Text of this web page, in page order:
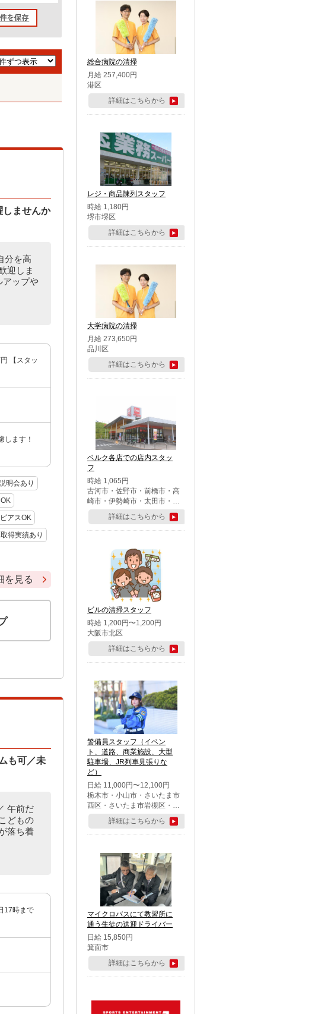
しませんか
分を高
迎しま
ップや
【スタッ
します！
明会あり
ピアスOK
得実績あり
を見る
も可／未
午前だ
どもの
落ち着
17時まで
総合病院の清掃
月給 257,400円
港区
詳細はこちらから
レジ・商品陳列スタッフ
時給 1,180円
堺市堺区
詳細はこちらから
大学病院の清掃
月給 273,650円
品川区
詳細はこちらから
ベルク各店での店内スタッ
フ
時給 1,065円
古河市・佐野市・前橋市・高
崎市・伊勢崎市・太田市・館
林市・藤岡市・大泉町・さい
たま市北区・川越市・熊谷
市・行田市・秩父市・所沢
市・鶴ケ島市・千葉市中央
区・市川市・松戸市・習志野
市・柏市・流山市・八千代
市・足立区・江戸川区・八王
子市・町田市
詳細はこちらから
ビルの清掃スタッフ
時給 1,200円〜1,200円
大阪市北区
詳細はこちらから
警備員スタッフ（イベン
ト、道路、商業施設、大型
駐車場、JR列車見張りな
ど）
日給 11,000円〜12,100円
栃木市・小山市・さいたま市
西区・さいたま市岩槻区・久
喜市・蓮田市
詳細はこちらから
マイクロバスにて教習所に
通う生徒の送迎ドライバー
日給 15,850円
箕面市
詳細はこちらから